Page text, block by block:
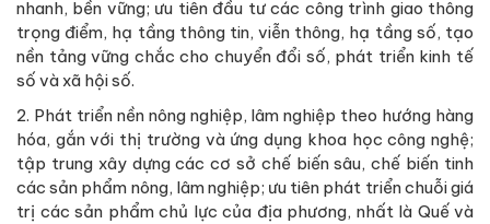
nhanh, bền vững; ưu tiên đầu tư các công trình giao thông
trọng điểm, hạ tầng thông tin, viễn thông, hạ tầng số, tạo
nền tảng vững chắc cho chuyển đổi số, phát triển kinh tế
số và xã hội số.
2. Phát triển nền nông nghiệp, lâm nghiệp theo hướng hàng
hóa, gắn với thị trường và ứng dụng khoa học công nghệ;
tập trung xây dựng các cơ sở chế biến sâu, chế biến tinh
các sản phẩm nông, lâm nghiệp; ưu tiên phát triển chuỗi giá
trị các sản phẩm chủ lực của địa phương, nhất là Quế và